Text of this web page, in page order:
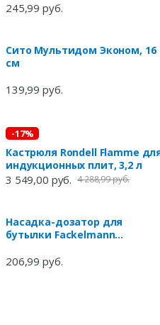
245,99 руб.
Сито Мультидом Эконом, 16
см
139,99 руб.
-17%
Кастрюля Rondell Flamme
индукционных плит, 3,2 л
3 549,00 руб. 4 288,99 руб.
Насадка-дозатор для
бутылки Fackelmann
206,99 руб.